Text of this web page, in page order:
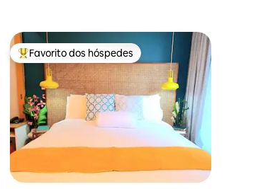
Favoritos dos hóspedes mais apreciados
Favorito dos hóspedes